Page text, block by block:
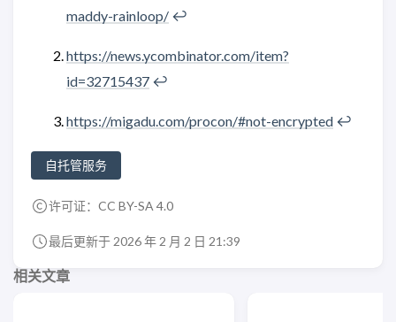
maddy-rainloop/ ↩︎
https://news.ycombinator.com/item?
id=32715437 ↩︎
https://migadu.com/procon/#not-encrypted ↩︎
自托管服务
许可证： CC BY-SA 4.0
最后更新于 2026 年 2 月 2 日 21:39
相关文章